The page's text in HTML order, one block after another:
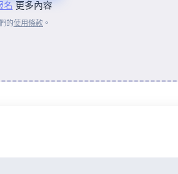
名更多內容
的使用條款 。